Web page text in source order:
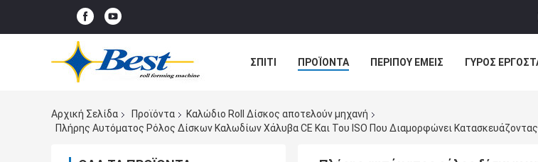
ΣΠΊΤΙ ΠΡΟΪΌΝΤΑ ΠΕΡΊΠΟΥ ΕΜΕΊΣ ΓΎΡΟΣ
Αρχική Σελίδα
Προϊόντα
Καλώδιο Roll Δίσκος αποτελούν μηχανή
Πλήρης Αυτόματος Ρόλος Δίσκων Καλωδίων Χάλυβα CE Και Του ISO Που Διαμορφώνει